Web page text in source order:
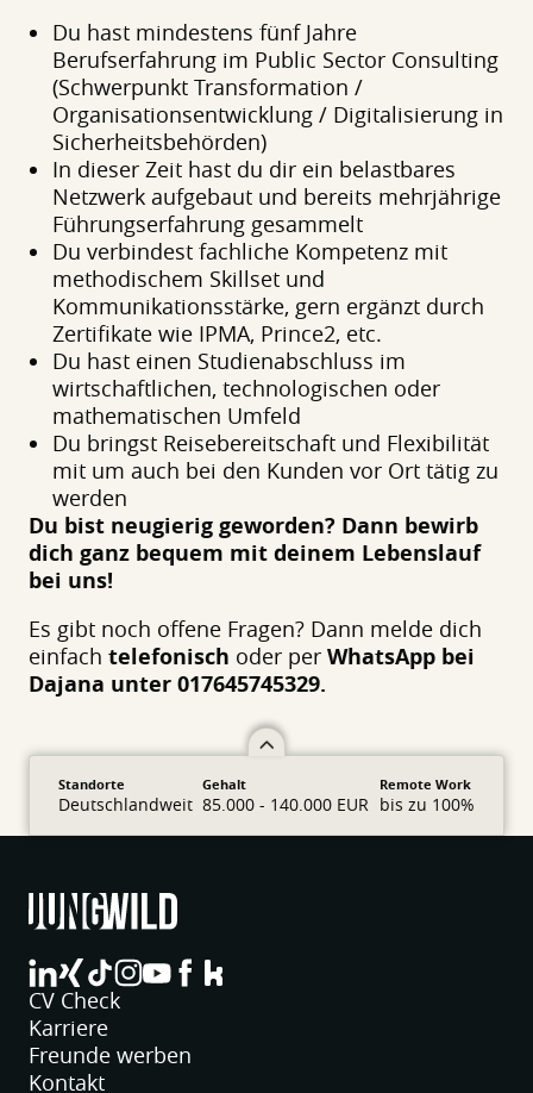
Du hast mindestens fünf Jahre
Berufserfahrung im Public Sector Consulting
(Schwerpunkt Transformation /
Organisationsentwicklung / Digitalisierung in
Sicherheitsbehörden)
In dieser Zeit hast du dir ein belastbares
Netzwerk aufgebaut und bereits mehrjährige
Führungserfahrung gesammelt
Du verbindest fachliche Kompetenz mit
methodischem Skillset und
Kommunikationsstärke, gern ergänzt durch
Zertifikate wie IPMA, Prince2, etc.
Du hast einen Studienabschluss im
wirtschaftlichen, technologischen oder
mathematischen Umfeld
Du bringst Reisebereitschaft und Flexibilität
mit um auch bei den Kunden vor Ort tätig zu
werden
Du bist neugierig geworden? Dann bewirb
dich ganz bequem mit deinem Lebenslauf
bei uns!
Es gibt noch offene Fragen? Dann melde dich
einfach telefonisch oder per WhatsApp bei
Dajana unter 017645745329.
Standorte
Deutschlandweit
Gehalt
85.000 - 140.000 EUR
Remote Work
bis zu 100%
jungwild bei LinkedIn
jungwild bei XING
jungwild bei TikTok
jungwild bei Instagram
jungwild bei YouTube
jungwild bei Facebook
CV Check
Karriere
Freunde werben
Kontakt